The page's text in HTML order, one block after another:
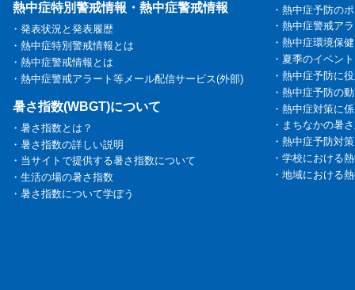
熱中症特別警戒情報・熱中症警戒情報
・発表状況と発表履歴
・熱中症特別警戒情報とは
・熱中症警戒情報とは
・熱中症警戒アラート等メール配信サービス(外部)
暑さ指数(WBGT)について
・暑さ指数とは？
・暑さ指数の詳しい説明
・当サイトで提供する暑さ指数について
・生活の場の暑さ指数
・暑さ指数について学ぼう
・熱中症予防の
・熱中症警戒ア
・熱中症環境保
・夏季のイベン
・熱中症予防に
・熱中症予防の
・熱中症対策に
・まちなかの暑
・熱中症予防対
・学校における
・地域における